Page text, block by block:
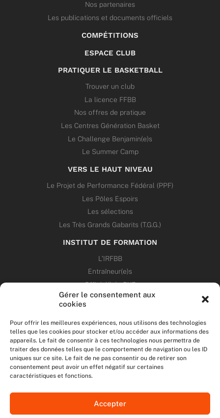
Gérer le consentement aux
cookies
Pour offrir les meilleures expériences, nous utilisons des technologies
telles que les cookies pour stocker et/ou accéder aux informations des
appareils. Le fait de consentir à ces technologies nous permettra de
traiter des données telles que le comportement de navigation ou les ID
uniques sur ce site. Le fait de ne pas consentir ou de retirer son
consentement peut avoir un effet négatif sur certaines
caractéristiques et fonctions.
Accepter
Nos partenaires
Les publications et documents officiels
COMPÉTITIONS
ESPACE CLUB
PRATIQUER LE BASKETBALL
Trouver un club
La licence FFBB
Nos offres de pratique
Les Centres Génération Basket
Le Challenge Benjamin(e)s
Le Summer Camp
VERS LE HAUT NIVEAU
Le Projet de Performance Fédéral (PPF)
Les Pôles Espoirs
Les sélections
Les Très Grands Gabarits (T.G.G.)
INSTITUT DE FORMATION
L’IRFBB
Entraîneur(e)s
Officiel(le)s 5X5
Dirigeant(e)s
ANNONCES
ÉVÉNEMENTS
NOS RÉSEAUX SOCIAUX